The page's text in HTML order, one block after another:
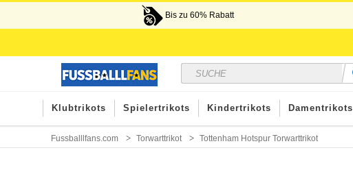
Bis zu 60% Rabatt
Klubtrikots Spielertrikots Kindertrikots Damentrikots
Fussballlfans.com Torwarttrikot Tottenham Hotspur Torwarttrikot